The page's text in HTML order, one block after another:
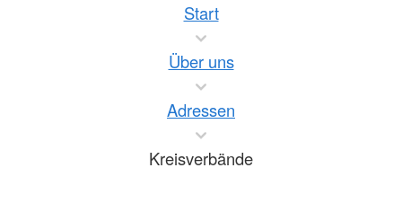
Start
Über uns
Adressen
Kreisverbände